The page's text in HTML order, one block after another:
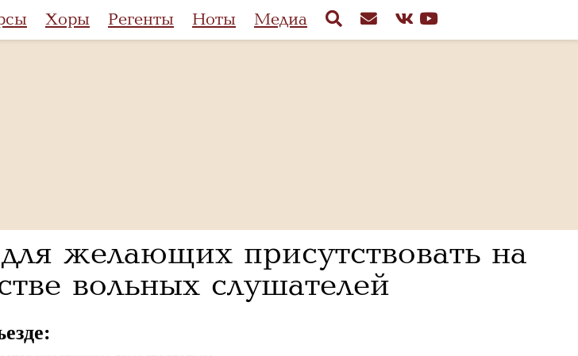
Хоры Регенты Ноты Медиа
желающих присутствовать на
вольных слушателей